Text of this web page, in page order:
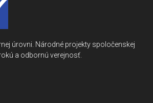
úrovni. Národné projekty spoločenskej
a odbornú verejnosť.